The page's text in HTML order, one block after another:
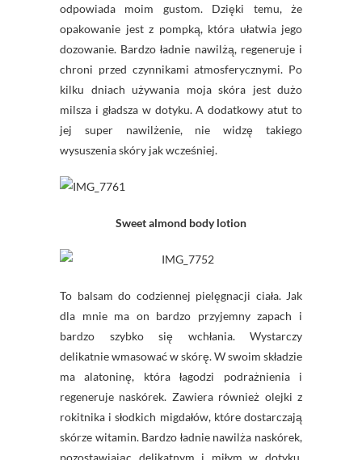
odpowiada moim gustom. Dzięki temu, że
opakowanie jest z pompką, która ułatwia jego
dozowanie. Bardzo ładnie nawilżą, regeneruje i
chroni przed czynnikami atmosferycznymi. Po
kilku dniach używania moja skóra jest dużo
milsza i gładsza w dotyku. A dodatkowy atut to
jej super nawilżenie, nie widzę takiego
wysuszenia skóry jak wcześniej.
Sweetalmond body lotion
To balsam do codziennej pielęgnacji ciała. Jak
dla mnie ma on bardzo przyjemny zapach i
bardzo szybko się wchłania. Wystarczy
delikatnie wmasować w skórę. W swoim składzie
maalatoninę, która łagodzi podrażnienia i
regeneruje naskórek. Zawiera również olejki z
rokitnika i słodkich migdałów, które dostarczają
skórze witamin. Bardzo ładnie nawilża naskórek,
pozostawiając delikatnym i miłym w dotyku.